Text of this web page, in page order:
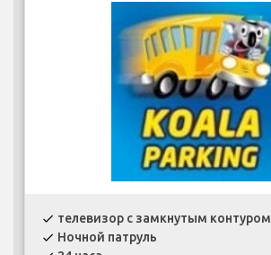
check телевизор с замкнутым контуром
check Ночной патруль